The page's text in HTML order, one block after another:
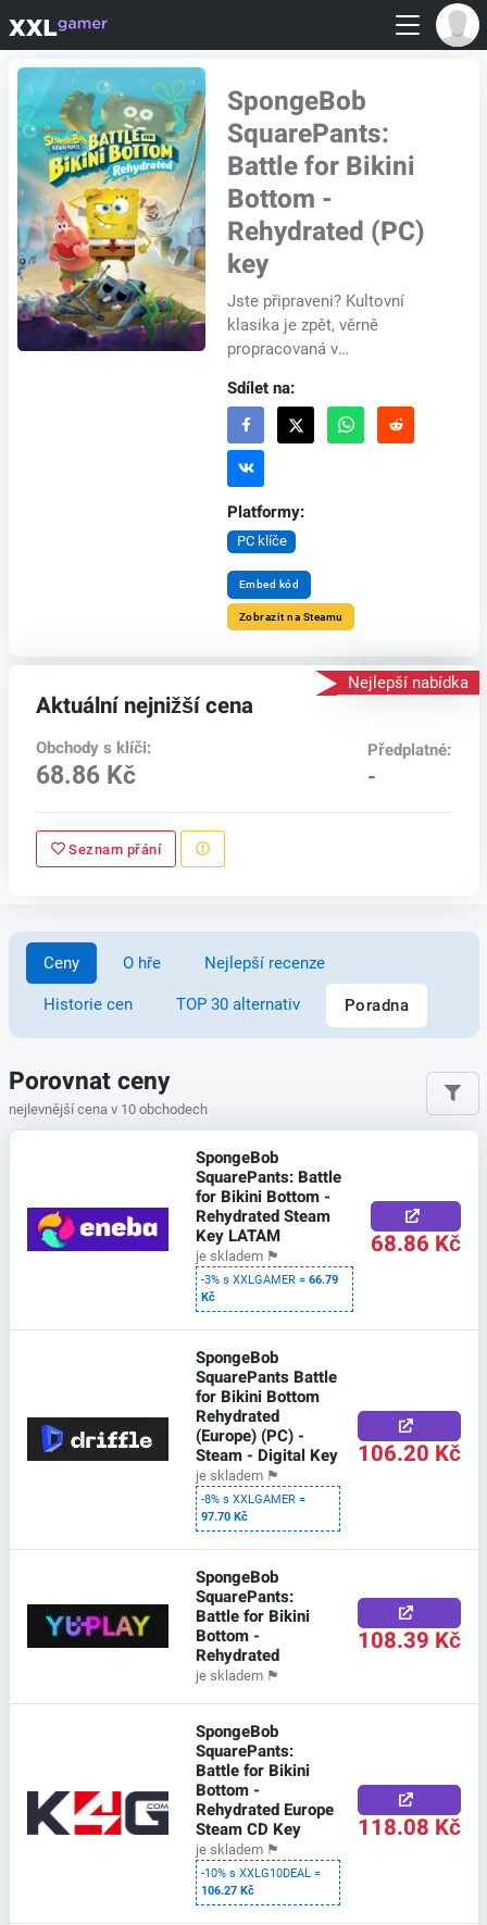
SpongeBob
SquarePants:
Battle for Bikini
Bottom -
Rehydrated (PC)
key
Jste připraveni? Kultovní
klasika je zpět, věrně
propracovaná v
jako SpongeBob, Patrick a
Sandy a ukažte špatným
plankto...
Sdílet na:
Platformy:
PC klíče
Embed kód
Zobrazit na Steamu
Nejlepší nabídka
Aktuální nejnižší cena
Obchody s klíči:
68.86 Kč
Předplatné:
-
Seznam přání
Ceny O hře Nejlepší recenze
Historie cen TOP 30 alternativ Poradna
Porovnat ceny
nejlevnější cena v 10 obchodech
SpongeBob
SquarePants: Battle
for Bikini Bottom -
Rehydrated Steam
Key LATAM
je skladem 🏴
-3% s XXLGAMER =66.79
Kč
68.86 Kč
SpongeBob
SquarePants Battle
for Bikini Bottom
Rehydrated
(Europe) (PC) -
Steam - Digital Key
je skladem 🏴
-8% s XXLGAMER =
97.70 Kč
106.20 Kč
SpongeBob
SquarePants:
Battle for Bikini
Bottom -
Rehydrated
je skladem 🏴
108.39 Kč
SpongeBob
SquarePants:
Battle for Bikini
Bottom -
Rehydrated Europe
Steam CD Key
je skladem 🏴
-10% s XXLG10DEAL =
106.27 Kč
118.08 Kč